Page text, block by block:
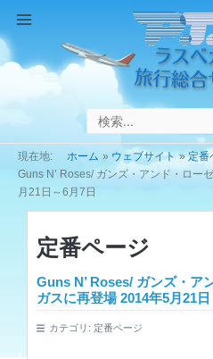
テ
ン
キ
Menu
ホーム ウェブサイト
定番
Guns N’ Roses/ ガンズ・アンド・ロー
月21日～6月7日
定番ページ
Guns N’ Roses/ ガンズ・ア
ガスに再登場 2014年5月21日
カテゴリ: 定番ページ